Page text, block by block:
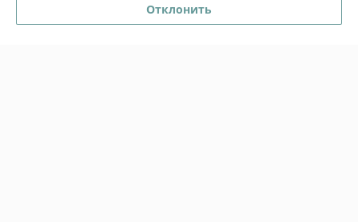
Отклонить